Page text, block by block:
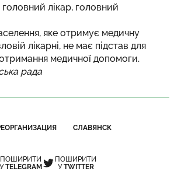
лікар, головний
яке отримує медичну
лікарні, не має підстав для
медичної допомоги.
рада
СЛАВЯНСК
ПОШИРИТИ
УTELEGRAM
ПОШИРИТИ
УTWITTER